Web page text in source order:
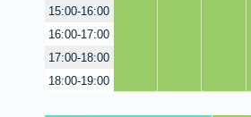
15:00-16:00
16:00-17:00
17:00-18:00
18:00-19:00